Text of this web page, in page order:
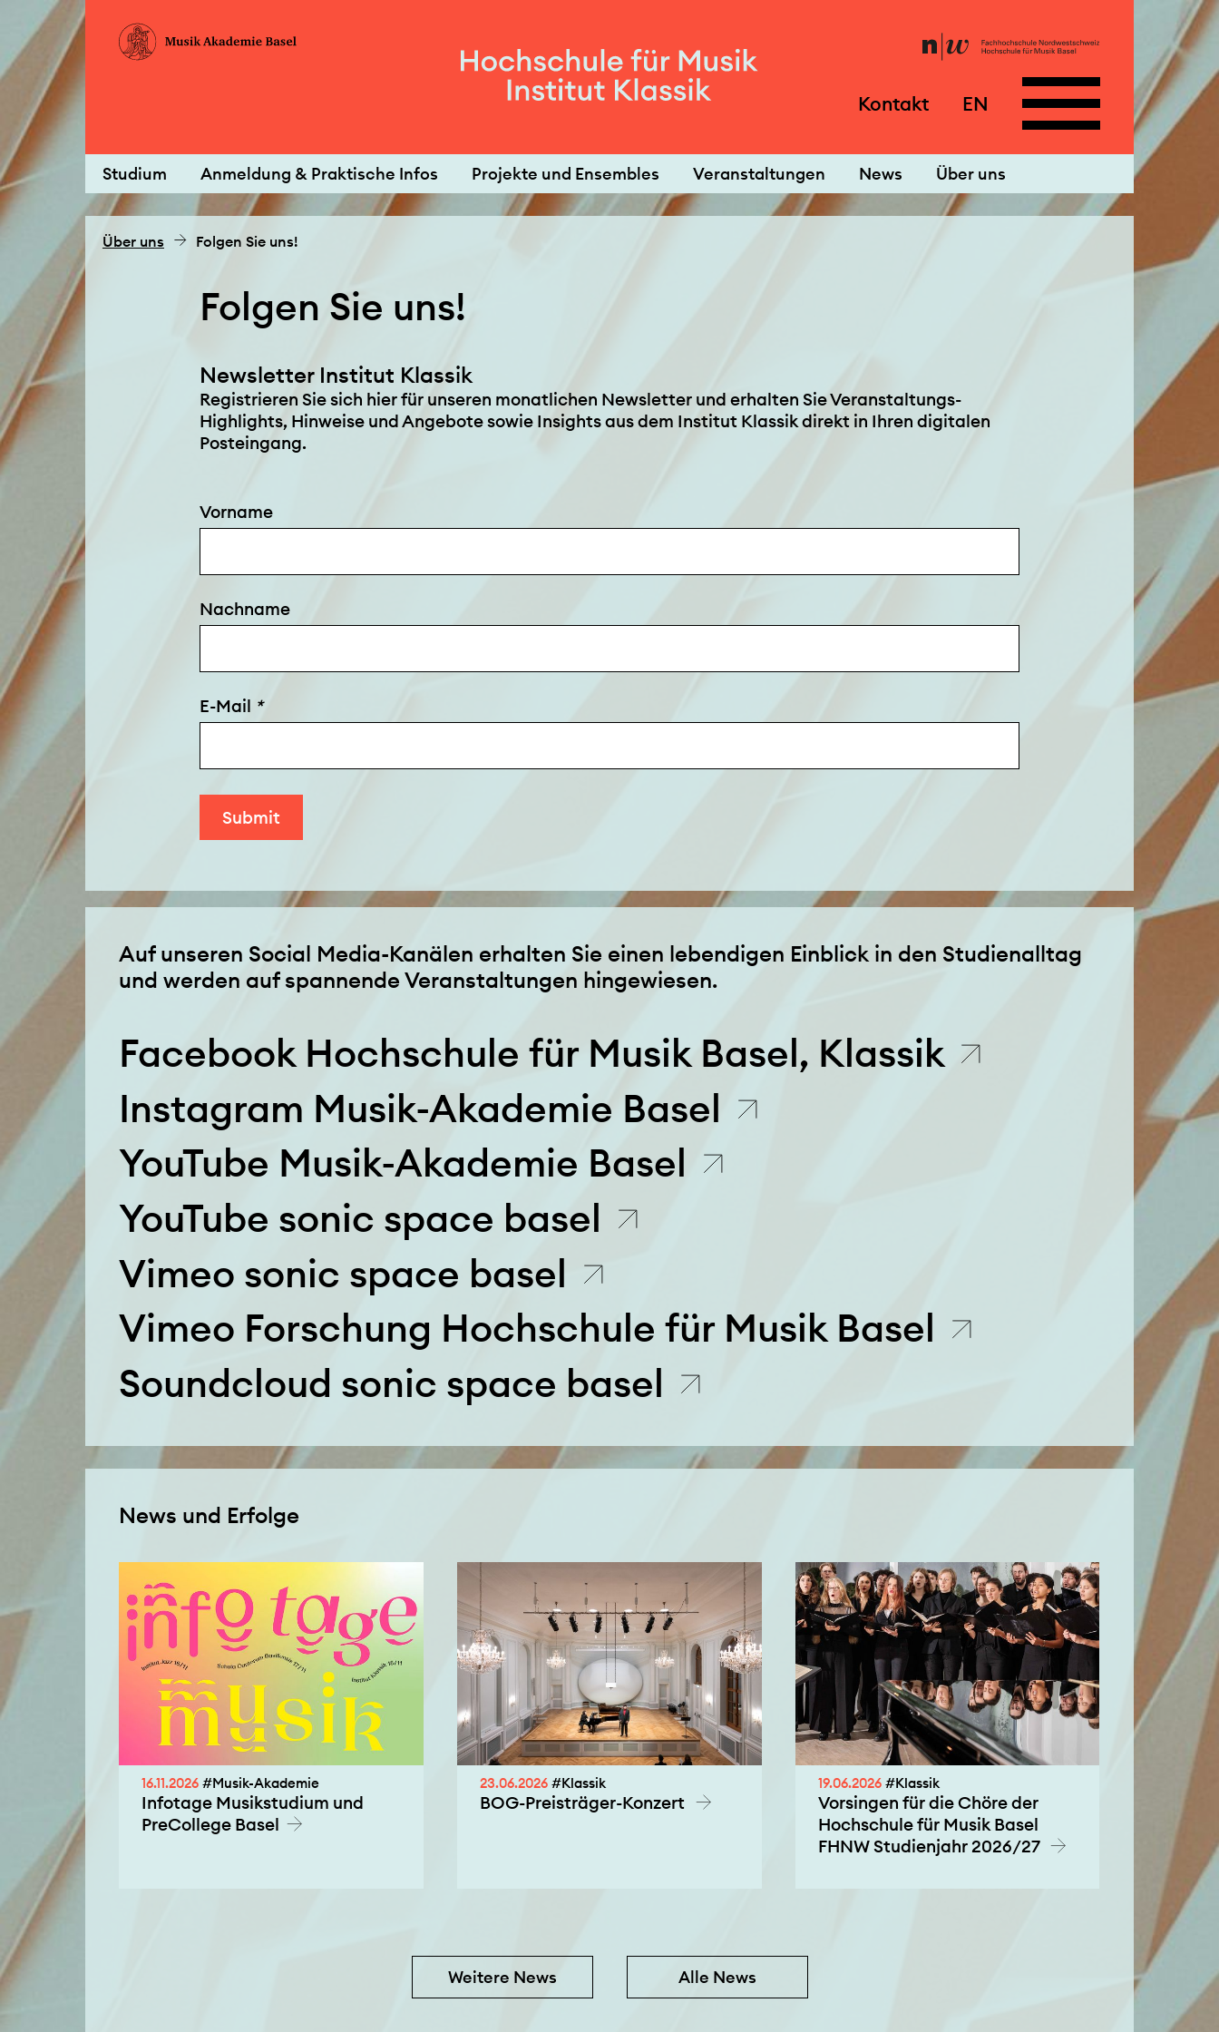
Kontakt EN
Studium Anmeldung & Praktische Infos Projekte und Ensembles Veranstaltungen News Über uns
Über uns Folgen Sie uns!
Folgen Sie uns!
Newsletter Institut Klassik
Registrieren Sie sich hier für unseren monatlichen Newsletter und erhalten Sie Veranstaltungs-
Highlights, Hinweise und Angebote sowie Insights aus dem Institut Klassik direkt in Ihren digitalen
Posteingang.
Vorname
Nachname
E-Mail *
Auf unseren Social Media-Kanälen erhalten Sie einen lebendigen Einblick in den Studienalltag
und werden auf spannende Veranstaltungen hingewiesen.
Facebook Hochschule für Musik Basel, Klassik
Instagram Musik-Akademie Basel
YouTube Musik-Akademie Basel
YouTube sonic space basel
Vimeo sonic space basel
Vimeo Forschung Hochschule für Musik Basel
Soundcloud sonic space basel
News und Erfolge
16.11.2026 #Musik-Akademie
Infotage Musikstudium und
PreCollege Basel
23.06.2026 #Klassik
BOG-Preisträger-Konzert
19.06.2026#Klassik
Vorsingen für die Chöre der
Hochschule für Musik Basel
FHNW Studienjahr 2026/27
Weitere News Alle News